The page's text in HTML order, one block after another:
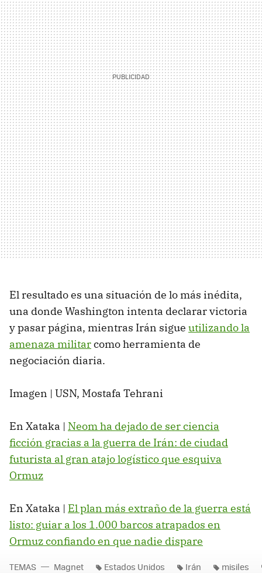
El resultado es una situación de lo más inédita,
una donde Washington intenta declarar victoria
y pasar página, mientras Irán sigue utilizando la
amenaza militarcomo herramienta de
negociación diaria.
Imagen | USN, Mostafa Tehrani
En Xataka | Neom ha dejado de ser ciencia
ficción gracias a la guerra de Irán: de ciudad
futurista al gran atajo logístico que esquiva
Ormuz
En Xataka | El plan más extraño de la guerra está
listo: guiar a los 1.000 barcos atrapados en
Ormuz confiando en que nadie dispare
TEMAS Magnet Estados Unidos Irán misiles